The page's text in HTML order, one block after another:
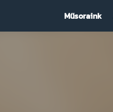
Műsoraink